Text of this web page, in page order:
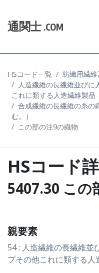
通関士 .COM
HSコード一覧
紡織用繊
人造繊維の長繊維並びに
これに類する人造繊維製品
合成繊維の長繊維の糸の
む。）
この部の注9の織物
HSコード
5407.30 この
親要素
54 : 人造繊維の長繊維並
プその他これに類する人
通関
ユ
ロ